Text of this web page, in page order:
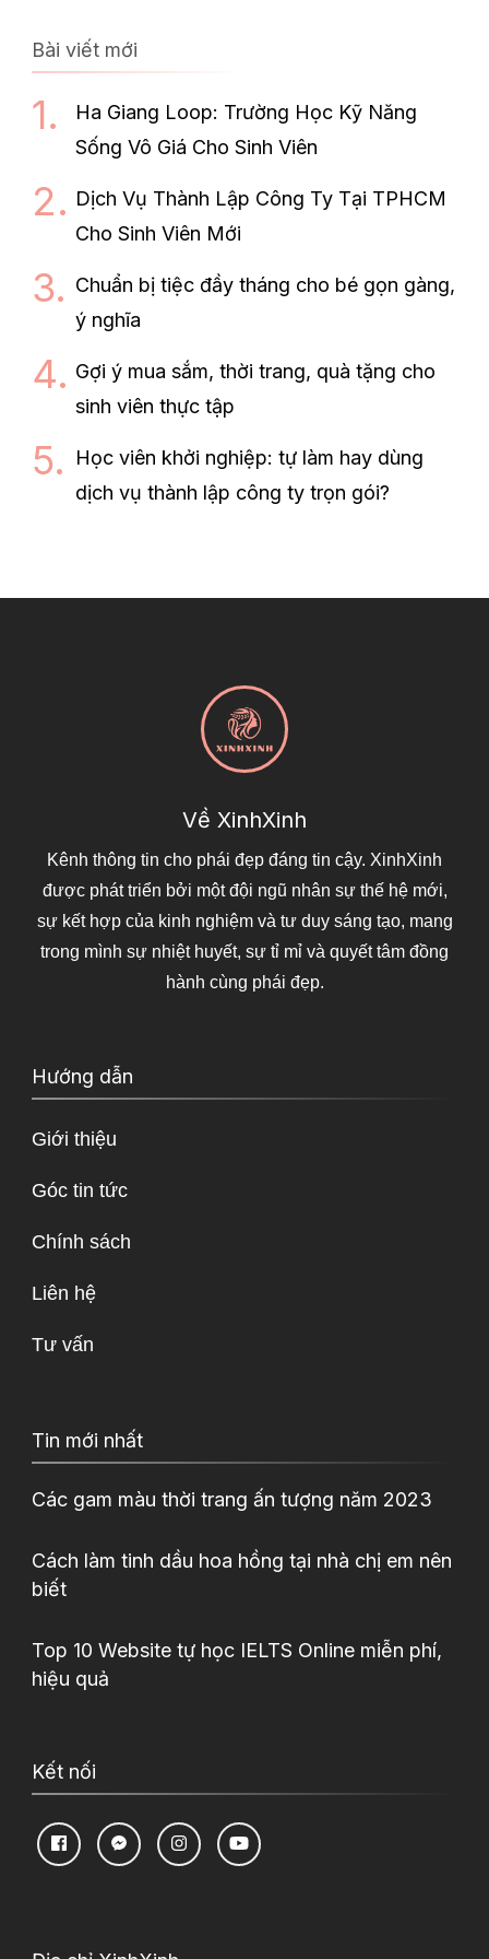
Bài viết mới
Ha Giang Loop: Trường Học Kỹ Năng
Sống Vô Giá Cho Sinh Viên
Dịch Vụ Thành Lập Công Ty Tại TPHCM
Cho Sinh Viên Mới
Chuẩn bị tiệc đầy tháng cho bé gọn gàng,
ý nghĩa
Gợi ý mua sắm, thời trang, quà tặng cho
sinh viên thực tập
Học viên khởi nghiệp: tự làm hay dùng
dịch vụ thành lập công ty trọn gói?
Về XinhXinh
Kênh thông tin cho phái đẹp đáng tin cậy. XinhXinh
được phát triển bởi một đội ngũ nhân sự thế hệ mới,
sự kết hợp của kinh nghiệm và tư duy sáng tạo, mang
trong mình sự nhiệt huyết, sự tỉ mỉ và quyết tâm đồng
hành cùng phái đẹp.
Hướng dẫn
Giới thiệu
Góc tin tức
Chính sách
Liên hệ
Tư vấn
Tin mới nhất
Các gam màu thời trang ấn tượng năm 2023
Cách làm tinh dầu hoa hồng tại nhà chị em nên
biết
Top 10 Website tự học IELTS Online miễn phí,
hiệu quả
Kết nối